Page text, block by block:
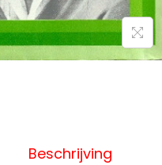
Beschrijving